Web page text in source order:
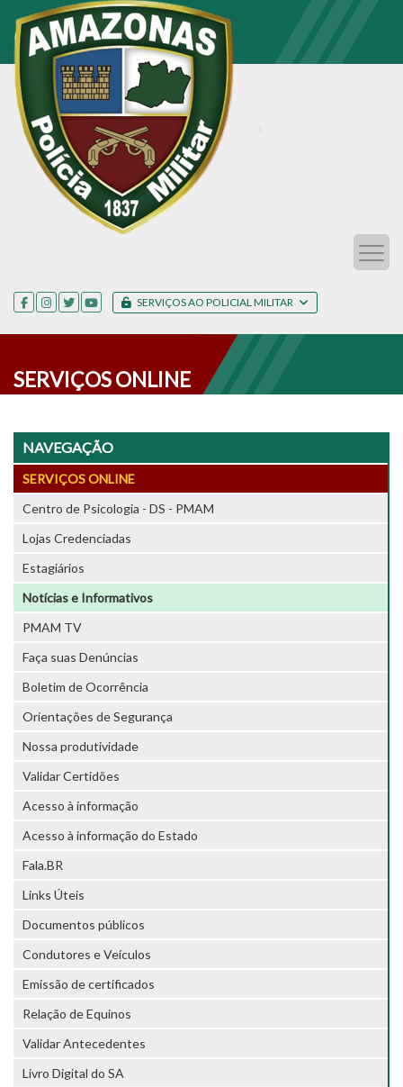
SERVIÇOS AO POLICIAL MILITAR
SERVIÇOS ONLINE
NAVEGAÇÃO
SERVIÇOS ONLINE
Centro de Psicologia - DS - PMAM
Lojas Credenciadas
Estagiários
Notícias e Informativos
PMAM TV
Faça suas Denúncias
Boletim de Ocorrência
Orientações de Segurança
Nossa produtividade
Validar Certidões
Acesso à informação
Acesso à informação do Estado
Fala.BR
Links Úteis
Documentos públicos
Condutores e Veículos
Emissão de certificados
Relação de Equinos
Validar Antecedentes
Livro Digital do SA